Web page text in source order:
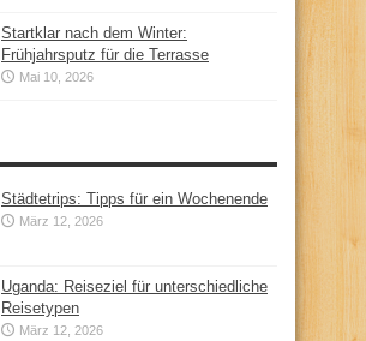
Startklar nach dem Winter:
Frühjahrsputz für die Terrasse
Mai 10, 2026
Städtetrips: Tipps für ein Wochenende
März 12, 2026
Uganda: Reiseziel für unterschiedliche
Reisetypen
März 12, 2026